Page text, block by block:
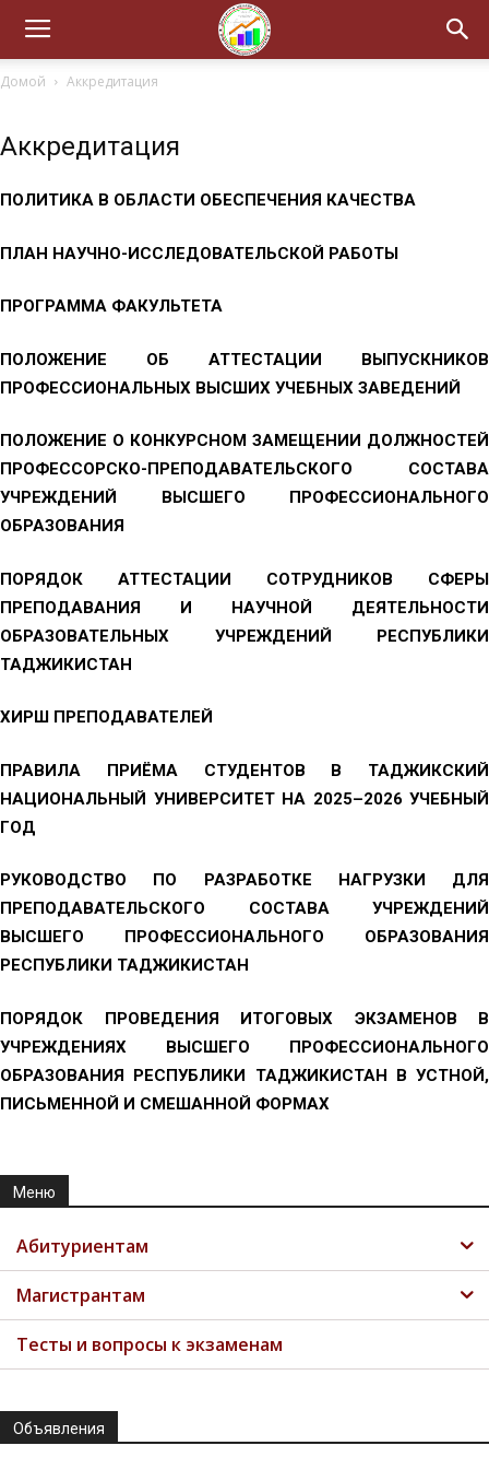
Домой Аккредитация
Аккредитация
ПОЛИТИКА В ОБЛАСТИ ОБЕСПЕЧЕНИЯ КАЧЕСТВА
ПЛАН НАУЧНО-ИССЛЕДОВАТЕЛЬСКОЙ РАБОТЫ
ПРОГРАММА ФАКУЛЬТЕТА
ПОЛОЖЕНИЕ ОБ АТТЕСТАЦИИ ВЫПУСКНИКОВ
ПРОФЕССИОНАЛЬНЫХ ВЫСШИХ УЧЕБНЫХ ЗАВЕДЕНИЙ
ПОЛОЖЕНИЕ О КОНКУРСНОМ ЗАМЕЩЕНИИ ДОЛЖНОСТЕЙ
ПРОФЕССОРСКО-ПРЕПОДАВАТЕЛЬСКОГО СОСТАВА
УЧРЕЖДЕНИЙ ВЫСШЕГО ПРОФЕССИОНАЛЬНОГО
ОБРАЗОВАНИЯ
ПОРЯДОК АТТЕСТАЦИИ СОТРУДНИКОВ СФЕРЫ
ПРЕПОДАВАНИЯ И НАУЧНОЙ ДЕЯТЕЛЬНОСТИ
ОБРАЗОВАТЕЛЬНЫХ УЧРЕЖДЕНИЙ РЕСПУБЛИКИ
ТАДЖИКИСТАН
ХИРШ ПРЕПОДАВАТЕЛЕЙ
ПРАВИЛА ПРИЁМА СТУДЕНТОВ В ТАДЖИКСКИЙ
НАЦИОНАЛЬНЫЙ УНИВЕРСИТЕТ НА 2025–2026 УЧЕБНЫЙ
ГОД
РУКОВОДСТВО ПО РАЗРАБОТКЕ НАГРУЗКИ ДЛЯ
ПРЕПОДАВАТЕЛЬСКОГО СОСТАВА УЧРЕЖДЕНИЙ
ВЫСШЕГО ПРОФЕССИОНАЛЬНОГО ОБРАЗОВАНИЯ
РЕСПУБЛИКИ ТАДЖИКИСТАН
ПОРЯДОК ПРОВЕДЕНИЯ ИТОГОВЫХ ЭКЗАМЕНОВ В
УЧРЕЖДЕНИЯХ ВЫСШЕГО ПРОФЕССИОНАЛЬНОГО
ОБРАЗОВАНИЯ РЕСПУБЛИКИ ТАДЖИКИСТАН В УСТНОЙ,
ПИСЬМЕННОЙ И СМЕШАННОЙ ФОРМАХ
Меню
Абитуриентам
Магистрантам
Тесты и вопросы к экзаменам
Объявления